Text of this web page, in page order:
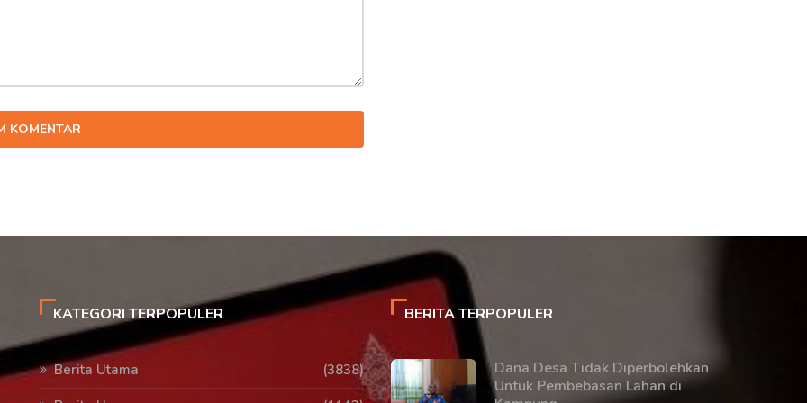
KOMENTAR
KATEGORI TERPOPULER
Berita Utama
(3838)
BERITA TERPOPULER
Dana Desa Tidak Diperbolehkan
Untuk Pembebasan Lahan di